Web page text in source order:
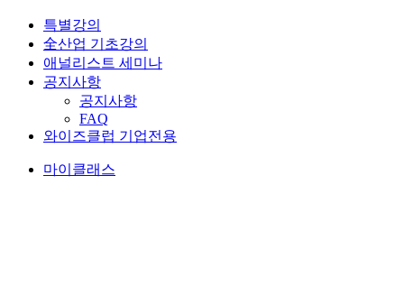
특별강의
全산업 기초강의
애널리스트 세미나
공지사항
공지사항
FAQ
와이즈클럽 기업전용
마이클래스